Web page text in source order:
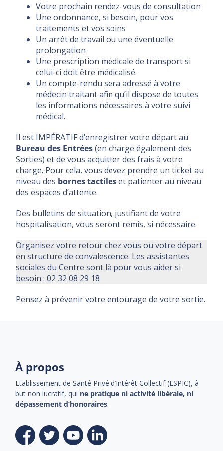
Votre prochain rendez-vous de consultation
Une ordonnance, si besoin, pour vos
traitements et vos soins
Un arrêt de travail ou une éventuelle
prolongation
Une prescription médicale de transport si
celui-ci doit être médicalisé.
Un compte-rendu sera adressé à votre
médecin traitant afin qu’il dispose de toutes
les informations nécessaires à votre suivi
médical.
Il est IMPÉRATIF d’enregistrer votre départ au
Bureau des Entrées(en charge également des
Sorties) et de vous acquitter des frais à votre
charge. Pour cela, vous devez prendre un ticket au
niveau des bornes tactileset patienter au niveau
des espaces d’attente.
Des bulletins de situation, justifiant de votre
hospitalisation, vous seront remis, si nécessaire.
Organisez votre retour chez vous ou votre départ
en structure de convalescence. Les assistantes
sociales du Centre sont là pour vous aider si
besoin : 02 32 08 29 18
Pensez à prévenir votre entourage de votre sortie.
À propos
Etablissement de Santé Privé d’Intérêt Collectif (ESPIC), à
but non lucratif, qui ne pratique ni activité libérale, ni
dépassement d’honoraires.